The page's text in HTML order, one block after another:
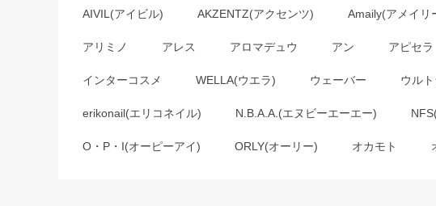
AIVIL(アイビル) AKZENTZ(アクセンツ) Amaily(アメイリ
アリミノ アレス アロマデュウ アン アピセラ
インターコスメ WELLA(ウエラ) ウェーバー ウル
erikonail(エリコネイル) N.B.A.A.(エヌビーエーエー)
O・P・I(オーピーアイ) ORLY(オーリー) オカモト